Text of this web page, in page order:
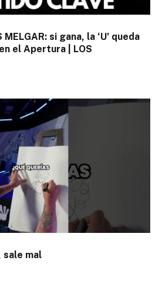
si gana, la ‘U’ queda
el Apertura | LOS
sale mal